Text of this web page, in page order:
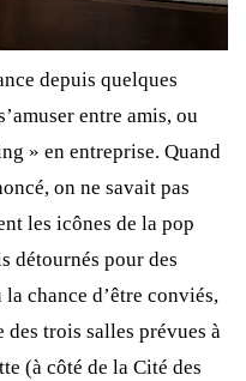
depuis quelques
entre amis, ou
» en entreprise. Quand
on ne savait pas
les icônes de la pop
détournés pour des
chance d’être conviés,
trois salles prévues à
(à côté de la Cité des